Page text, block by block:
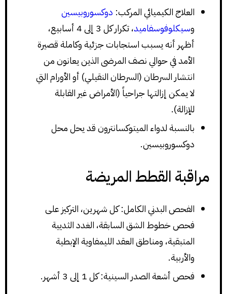
العلاج الكيميائي المركب: دوكسوروبيسين
وسيكلوفوسفاميد
، تكرار كل 3 إلى 4 أسابيع،
أظهر أنه يسبب استجابات جزئية وكاملة قصيرة
الأمد في حوالي نصف المرضى الذين يعانون من
انتشار السرطان (السرطان النقيلي) أو الأورام التي
لا يمكن إزالتها جراحياً (الأمراض غير القابلة
للإزالة).
بالنسبة لدواء الميتوكسانترون قد يحل محل
دوكسوروبيسين.
مراقبة القطط المريضة
الفحص البدني الكامل: كل شهرين، التركيز على
فحص خطوط الشق السابقة، الغدد الثديية
المتبقية، ومناطق العقد الليمفاوية الإبطية
والأربية.
فحص أشعة الصدر السينية: كل 1 إلى 3 أشهر.